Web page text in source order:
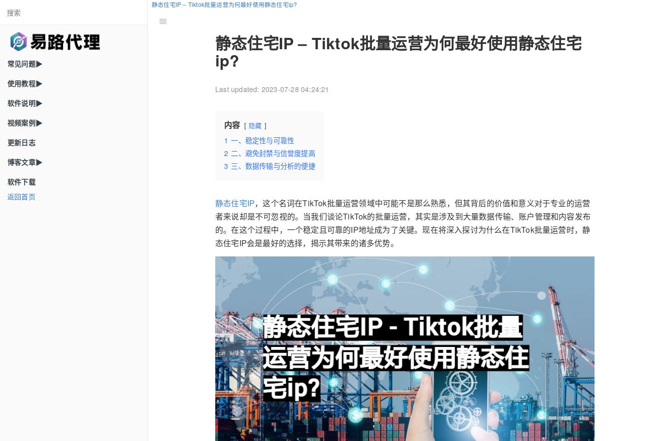
常见问题▶
使用教程▶
软件说明▶
视频案例▶
更新日志
博客文章▶
软件下载
返回首页
静态住宅IP – Tiktok批量运营为何最好使用静态住宅ip?
静态住宅IP – Tiktok批量运营为何最好使用静态住宅
ip?
Last updated: 2023-07-28 04:24:21
内容 隐藏
1 一、稳定性与可靠性
2 二、避免封禁与信誉度提高
3 三、数据传输与分析的便捷
静态住宅IP，这个名词在TikTok批量运营领域中可能不是那么熟悉，但其背后的价值和意义对于专业的运营
者来说却是不可忽视的。当我们谈论TikTok的批量运营，其实是涉及到大量数据传输、账户管理和内容发布
的。在这个过程中，一个稳定且可靠的IP地址成为了关键。现在将深入探讨为什么在TikTok批量运营时，静
态住宅IP会是最好的选择，揭示其带来的诸多优势。